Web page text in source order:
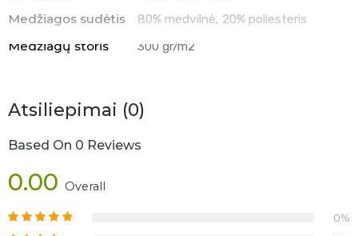
Medžiagos sudėtis 80% medvilnė, 20% poliesteris
Medžiagų storis 300 gr/m2
Atsiliepimai (0)
Based On 0 Reviews
0.00 Overall
0%